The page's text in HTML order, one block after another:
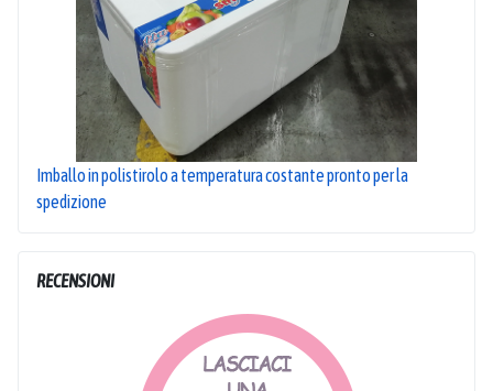
Imballo in polistirolo a temperatura costante pronto per la
spedizione
RECENSIONI